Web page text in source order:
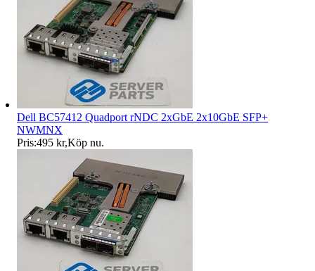
Dell BC57412 Quadport rNDC 2xGbE 2x10GbE SFP+
NWMNX
Pris:495 kr,Köp nu.